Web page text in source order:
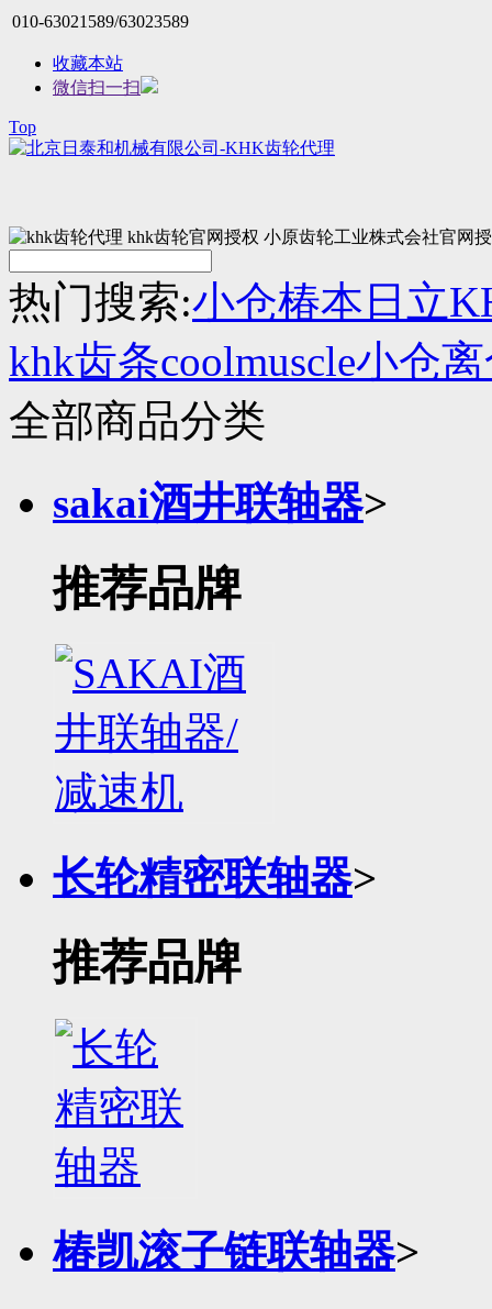
010-63021589/63023589
收藏本站
微信扫一扫
Top
热门搜索:小仓椿本 日立
khk齿条coolmuscle小仓
全部商品分类
sakai酒井联轴器>
推荐品牌
长轮精密联轴器>
推荐品牌
椿凯滚子链联轴器>